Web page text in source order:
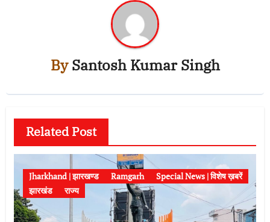
BySantosh Kumar Singh
Related Post
Jharkhand | झारखण्ड Ramgarh
Special News | विशेष ख़बरें
झारखंड
राज्य